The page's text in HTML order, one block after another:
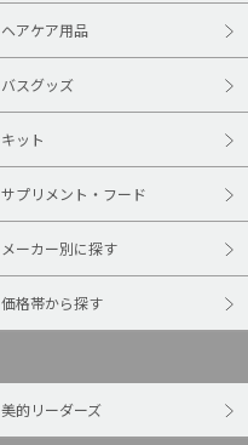
ヘアケア用品
バスグッズ
キット
サプリメント・フード
メーカー別に探す
価格帯から探す
美的リーダーズ